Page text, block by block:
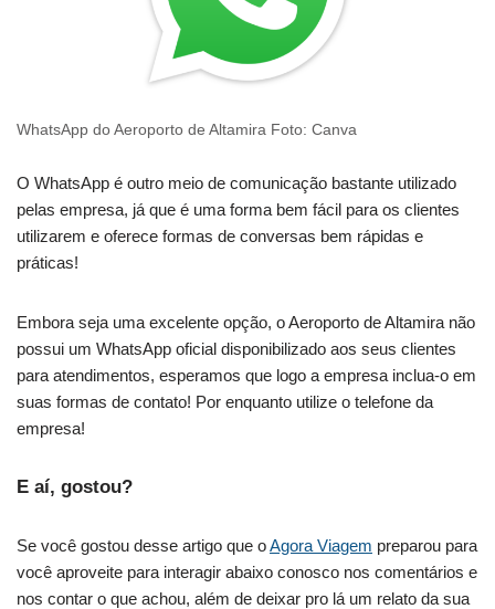
WhatsApp do Aeroporto de Altamira Foto: Canva
O WhatsApp é outro meio de comunicação bastante utilizado
pelas empresa, já que é uma forma bem fácil para os clientes
utilizarem e oferece formas de conversas bem rápidas e
práticas!
Embora seja uma excelente opção, o Aeroporto de Altamira não
possui um WhatsApp oficial disponibilizado aos seus clientes
para atendimentos, esperamos que logo a empresa inclua-o em
suas formas de contato! Por enquanto utilize o telefone da
empresa!
E aí, gostou?
Se você gostou desse artigo que oAgora Viagem preparou para
você aproveite para interagir abaixo conosco nos comentários e
nos contar o que achou, além de deixar pro lá um relato da sua